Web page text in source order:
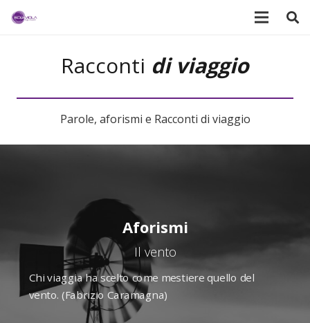
Racconti di viaggio
Parole, aforismi e Racconti di viaggio
Aforismi
Il vento
Chi viaggia ha scelto come mestiere quello del
vento. (Fabrizio Caramagna)